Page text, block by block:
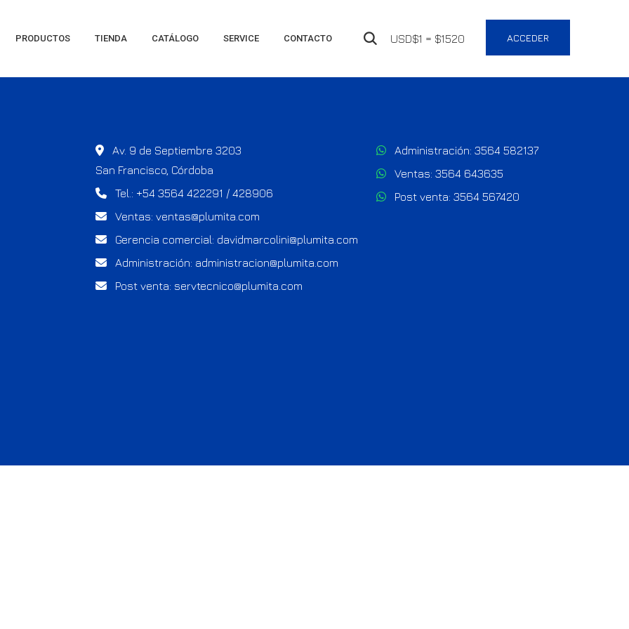
PRODUCTOS TIENDA CATÁLOGO SERVICE CONTACTO USD$1 = $1520 ACCEDER
Av. 9 de Septiembre 3203
San Francisco, Córdoba
Tel.: +54 3564 422291 / 428906
Ventas: ventas@plumita.com
Gerencia comercial: davidmarcolini@plumita.com
Administración: administracion@plumita.com
Post venta: servtecnico@plumita.com
Administración: 3564 582137
Ventas: 3564 643635
Post venta: 3564 567420